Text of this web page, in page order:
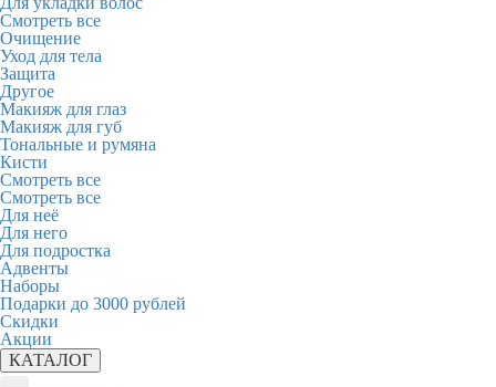
Смотреть все
Очищение
Уход для тела
Защита
Другое
Макияж для глаз
Макияж для губ
Тональные и румяна
Кисти
Смотреть все
Смотреть все
Для неё
Для него
Для подростка
Адвенты
Наборы
Подарки до 3000 рублей
Скидки
Акции
КАТАЛОГ